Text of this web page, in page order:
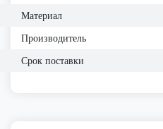
Материал
Производитель
Срок поставки